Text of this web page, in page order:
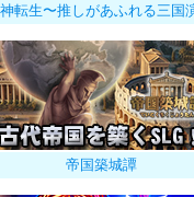
帝国築城譚